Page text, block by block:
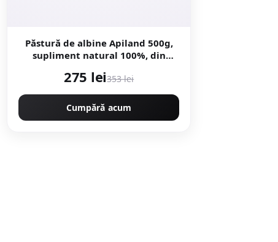
Păstură de albine Apiland 500g,
supliment natural 100%, din
275 lei353 lei
Cumpără acum